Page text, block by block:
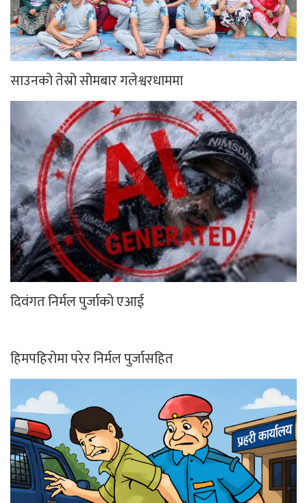
साउनको तेस्रो सोमबार गलेश्वरधाममा
दिवंगत निर्मल पुर्जाको एआई
हिमपहिरोमा परेर निर्मल पुर्जासहित